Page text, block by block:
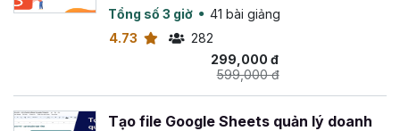
Tổng số 3 giờ
41 bài giảng
4.73
282
299,000 đ
599,000 đ
Tạo file Google Sheets quản lý doanh